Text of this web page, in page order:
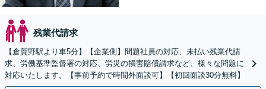
残業代請求
【倉賀野駅より車5分】【企業側】問題社員の対応、未払い残業代請
求、労働基準監督署の対応、労災の損害賠償請求など、様々な問題に
対応いたします。【事前予約で時間外面談可】【初回面談30分無料】